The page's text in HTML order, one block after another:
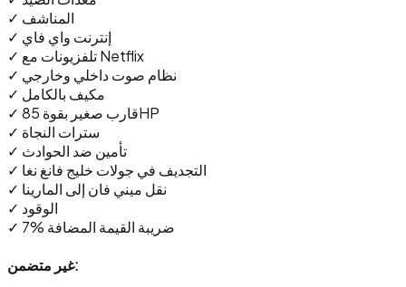
✓ المناشف
✓ إنترنت واي فاي
✓ تلفزيونات مع Netflix
✓ نظام صوت داخلي وخارجي
✓ مكيف بالكامل
✓ قارب صغير بقوة 85HP
✓ سترات النجاة
✓ تأمين ضد الحوادث
✓ التجديف في جولات خليج فانغ نغا
✓ نقل ميني فان إلى المارينا
✓ الوقود
✓ 7% ضريبة القيمة المضافة
غير متضمن: